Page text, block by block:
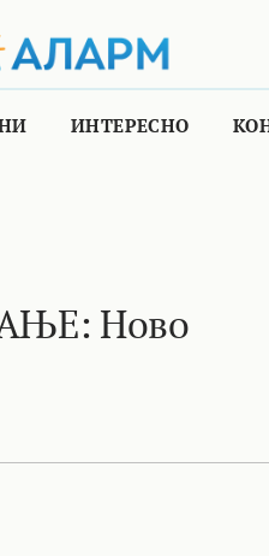
ИНТЕРЕСНО
Ново